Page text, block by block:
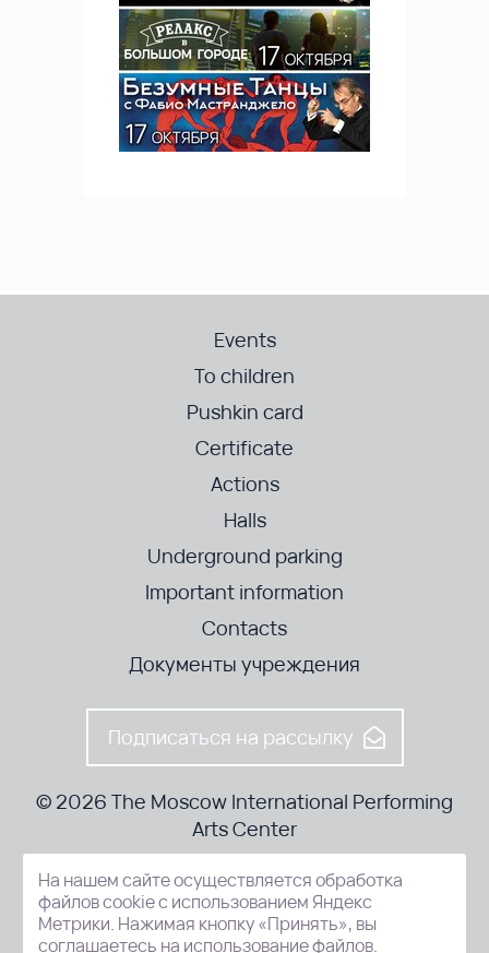
Events
To children
Pushkin card
Certificate
Actions
Halls
Underground parking
Important information
Contacts
Документы учреждения
Подписаться на рассылку
© 2026 The Moscow International Performing
Arts Center
52-8, Kosmodamianskaya nab., Moscow, 115054, Russia
На нашем сайте осуществляется обработка
файлов cookie с использованием Яндекс
Метрики. Нажимая кнопку «Принять», вы
соглашаетесь на использование файлов.